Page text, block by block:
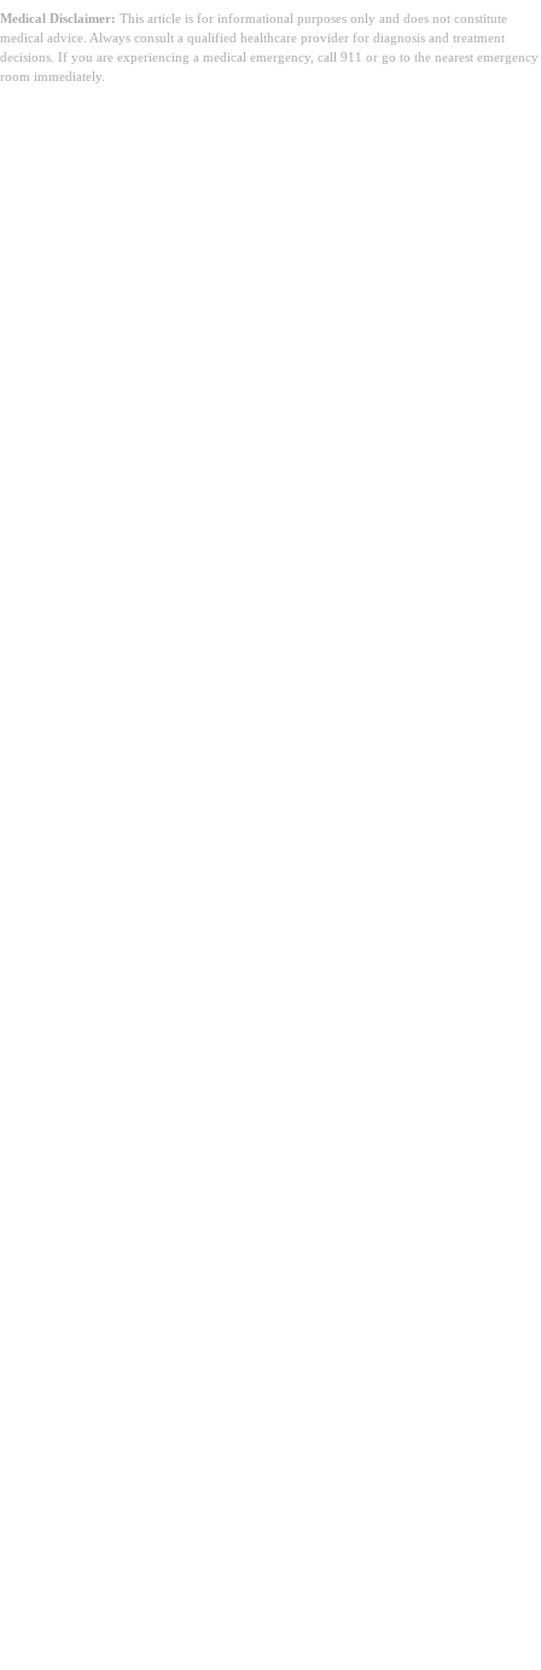
Medical Disclaimer: This article is for informational purposes only and does not constitute
medical advice. Always consult a qualified healthcare provider for diagnosis and treatment
decisions. If you are experiencing a medical emergency, call 911 or go to the nearest emergency
room immediately.